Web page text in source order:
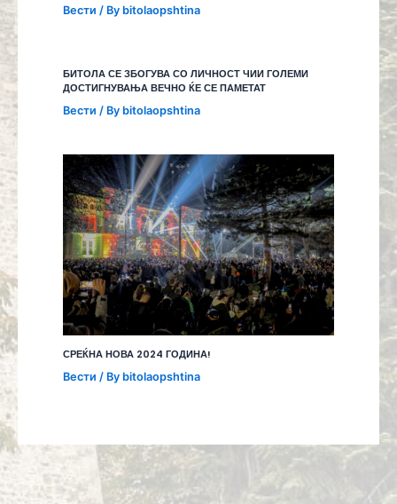
Вести / By bitolaopshtina
БИТОЛА СЕ ЗБОГУВА СО ЛИЧНОСТ ЧИИ ГОЛЕМИ
ДОСТИГНУВАЊА ВЕЧНО ЌЕ СЕ ПАМЕТАТ
Вести / By bitolaopshtina
СРЕЌНА НОВА 2024 ГОДИНА!
Вести / By bitolaopshtina